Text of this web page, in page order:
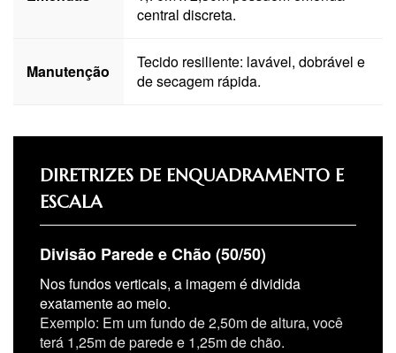
central discreta.
Manutenção
Tecido resiliente: lavável, dobrável e
de secagem rápida.
DIRETRIZES DE ENQUADRAMENTO E
ESCALA
Divisão Parede e Chão (50/50)
Nos fundos verticais, a imagem é dividida
exatamente ao meio.
Exemplo: Em um fundo de 2,50m de altura, você
terá 1,25m de parede e 1,25m de chão.